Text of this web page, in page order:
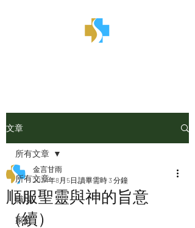
文章
所有文章
職場
家庭
所有文章
順服聖靈與神的旨意
（續）
金言甘雨
2024年8月5日 讀畢需時 3 分鐘